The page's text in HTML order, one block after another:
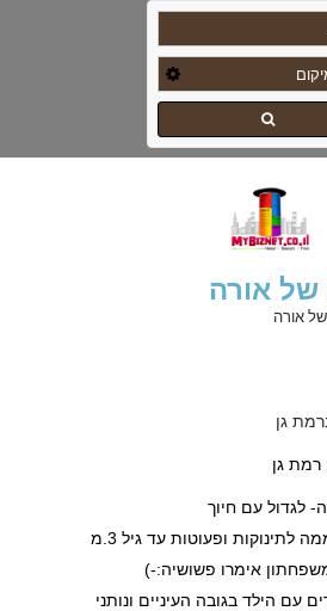
אורה
אורה
גן
לגדול עם חיוך
הפשושיה היא חממה לתינוקות ופעוטות עד גיל 3.מ
אימרו פשושיה:-)
עם הילד בגובה העיניים ונותני